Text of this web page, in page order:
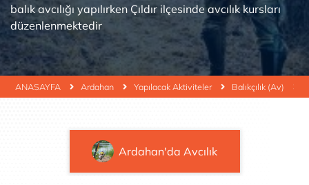
ANASAYFA Ardahan Yapılacak Aktiviteler Balıkçılık (Av)
balık avcılığı yapılırken Çıldır ilçesinde avcılık kursları
düzenlenmektedir
Ardahan'da Avcılık